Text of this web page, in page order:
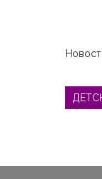
по